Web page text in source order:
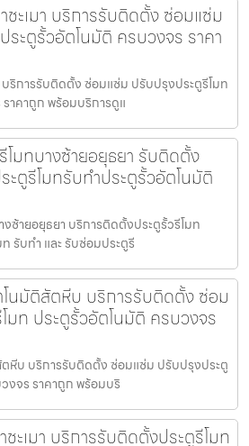
ชะเมา บริการรับติดตั้ง ซ่อมแซ่ม
ระตูรั้วอัตโนมัติ ครบวงจร ราคา
บริการรับติดตั้ง ซ่อมแซ่ม ปรับปรุงประตูรีโมท
าคาถูก พร้อมบริการดูแ
มทบางซ้ายอยุธยา รับติดตั้ง
ะตูรีโมทรับทำประตูรั้วอัตโนมัติ
ซ้ายอยุธยา บริการติดตั้งประตูรั้วรีโมท
รับทำ และ รับซ่อมประตูรี
นมัติสัตหีบ บริการรับติดตั้ง ซ่อม
มท ประตูรั้วอัตโนมัติ ครบวงจร
หีบ บริการรับติดตั้ง ซ่อมแซ่ม ปรับปรุงประตู
งจร ราคาถูก พร้อมบริ
ชะเมา บริการรับติดตั้งประตูรีโมท